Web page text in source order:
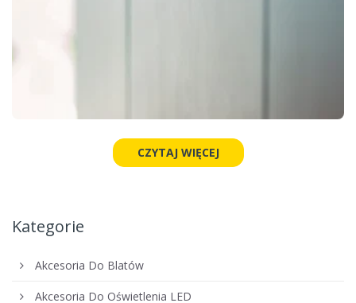
CZYTAJ WIĘCEJ
Kategorie
Akcesoria Do Blatów
Akcesoria Do Oświetlenia LED